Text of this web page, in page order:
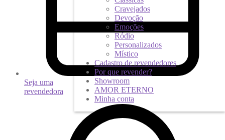
Seja uma
revendedora
Cravejados
Devoção
Emoções
Ródio
Personalizados
Místico
Cadastro de revendedores
Por que revender?
Showroom
AMOR ETERNO
Minha conta